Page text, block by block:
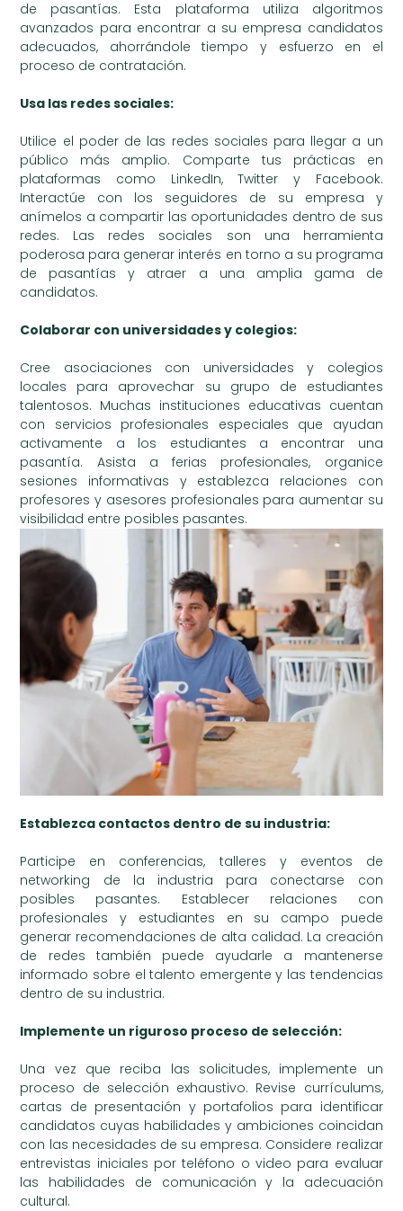
de pasantías. Esta plataforma utiliza algoritmos
avanzados para encontrar a su empresa candidatos
adecuados, ahorrándole tiempo y esfuerzo en el
proceso de contratación.
Usa las redes sociales:
Utilice el poder de las redes sociales para llegar a un
público más amplio. Comparte tus prácticas en
plataformas como LinkedIn, Twitter y Facebook.
Interactúe con los seguidores de su empresa y
anímelos a compartir las oportunidades dentro de sus
redes. Las redes sociales son una herramienta
poderosa para generar interés en torno a su programa
de pasantías y atraer a una amplia gama de
candidatos.
Colaborar con universidades y colegios:
Cree asociaciones con universidades y colegios
locales para aprovechar su grupo de estudiantes
talentosos. Muchas instituciones educativas cuentan
con servicios profesionales especiales que ayudan
activamente a los estudiantes a encontrar una
pasantía. Asista a ferias profesionales, organice
sesiones informativas y establezca relaciones con
profesores y asesores profesionales para aumentar su
visibilidad entre posibles pasantes.
Establezca contactos dentro de su industria:
Participe en conferencias, talleres y eventos de
networking de la industria para conectarse con
posibles pasantes. Establecer relaciones con
profesionales y estudiantes en su campo puede
generar recomendaciones de alta calidad. La creación
de redes también puede ayudarle a mantenerse
informado sobre el talento emergente y las tendencias
dentro de su industria.
Implemente un riguroso proceso de selección:
Una vez que reciba las solicitudes, implemente un
proceso de selección exhaustivo. Revise currículums,
cartas de presentación y portafolios para identificar
candidatos cuyas habilidades y ambiciones coincidan
con las necesidades de su empresa. Considere realizar
entrevistas iniciales por teléfono o video para evaluar
las habilidades de comunicación y la adecuación
cultural.